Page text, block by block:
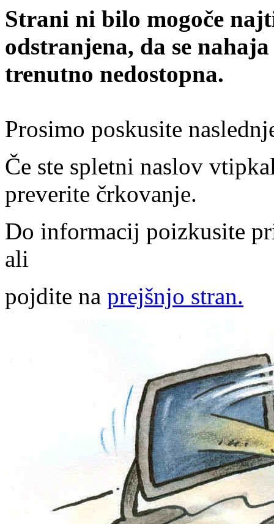
Strani ni bilo mogoče
odstranjena, da se
trenutno nedostopna.
Prosimo poskusite
Če ste spletni naslov
preverite črkovanje.
Do informacij poizkusite
ali
pojdite na prejšnjo stran.